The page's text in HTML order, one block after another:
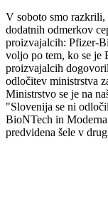
V soboto smo razkrili,
dodatnih odmerkov
proizvajalcih: Pfizer-
voljo po tem, ko se je
proizvajalcih
odločitev ministrstva
Ministrstvo se je na
"Slovenija se ni
BioNTech in
predvidena šele v